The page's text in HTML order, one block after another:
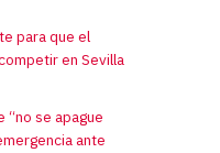
para que el
en Sevilla
“no se apague
ante